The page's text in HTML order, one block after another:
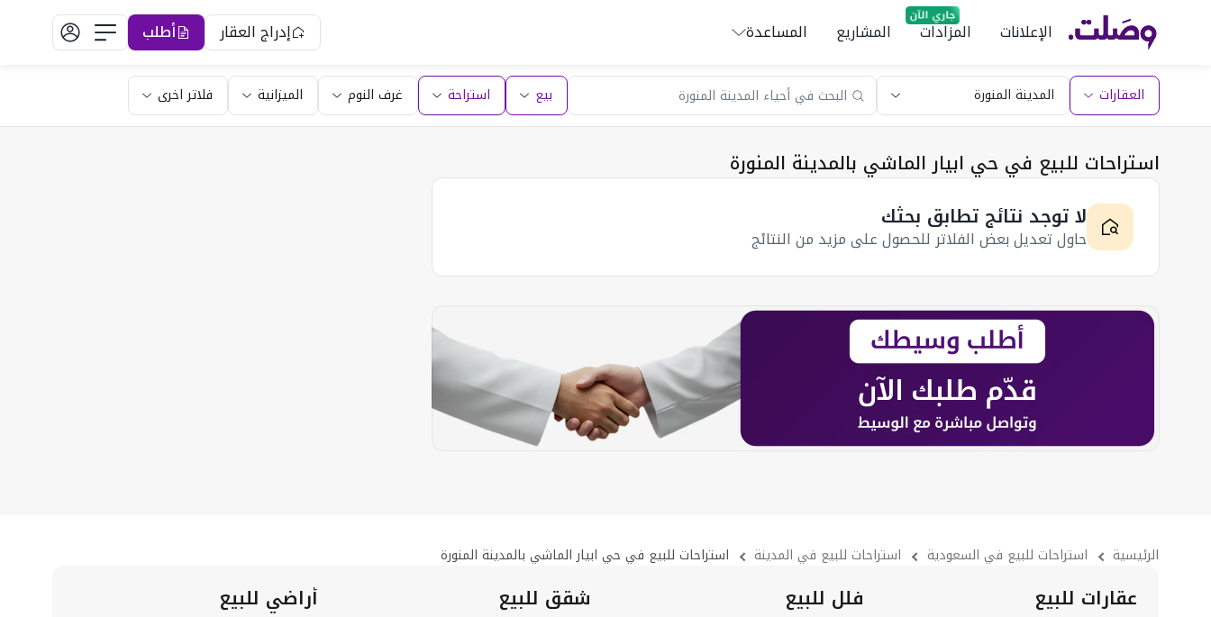
الإعلانات المزادات المشاريع المساعدة إدراج العقار أطلب
العقارات بيع استراحة غرف النوم الميزانية فلاتر اخرى
استراحات للبيع في حي ابيار الماشي بالمدينة المنورة
لا توجد نتائج تطابق بحثك
حاول تعديل بعض الفلاتر للحصول على مزيد من النتائج
الرئيسية استراحات للبيع في السعودية استراحات للبيع في المدينة استراحات للبيع في حي ابيار الماشي بالمدينة المنورة
عقارات للبيع فلل للبيع شقق للبيع أراضي للبيع